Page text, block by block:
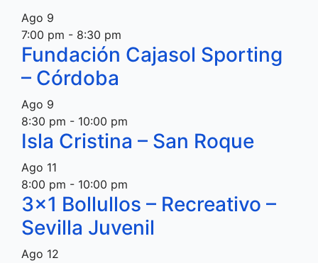
Ago 9
7:00 pm - 8:30 pm
Fundación Cajasol Sporting
– Córdoba
Ago 9
8:30 pm - 10:00 pm
Isla Cristina – San Roque
Ago 11
8:00 pm - 10:00 pm
3×1 Bollullos – Recreativo –
Sevilla Juvenil
Ago 12